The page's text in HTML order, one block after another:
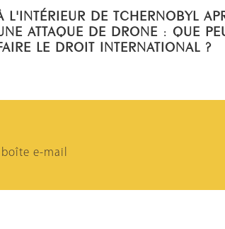
L'INTÉRIEUR DE TCHERNOBYL
UNE ATTAQUE DE DRONE : QUE
LE DROIT INTERNATIONAL ?
e-mail